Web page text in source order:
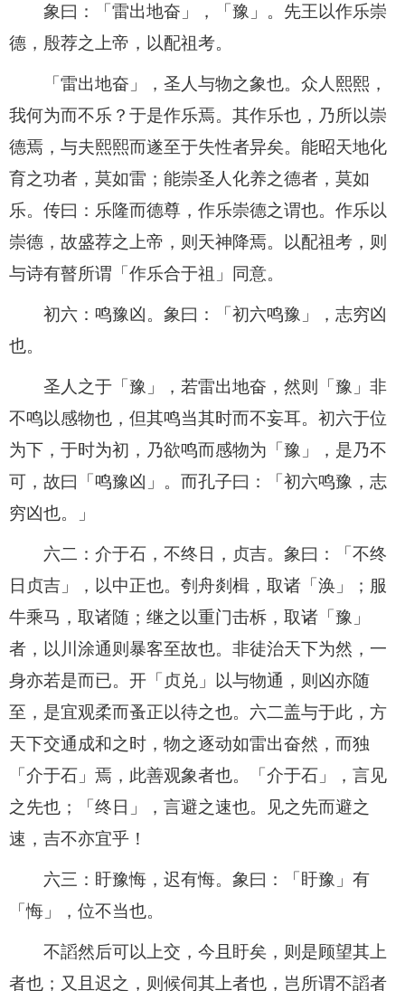
象曰：「雷出地奋」，「豫」。先王以作乐崇
德，殷荐之上帝，以配祖考。
「雷出地奋」，圣人与物之象也。众人熙熙，
我何为而不乐？于是作乐焉。其作乐也，乃所以崇
德焉，与夫熙熙而遂至于失性者异矣。能昭天地化
育之功者，莫如雷；能崇圣人化养之德者，莫如
乐。传曰：乐隆而德尊，作乐崇德之谓也。作乐以
崇德，故盛荐之上帝，则天神降焉。以配祖考，则
与诗有瞽所谓「作乐合于祖」同意。
初六：鸣豫凶。象曰：「初六鸣豫」，志穷凶
也。
圣人之于「豫」，若雷出地奋，然则「豫」非
不鸣以感物也，但其鸣当其时而不妄耳。初六于位
为下，于时为初，乃欲鸣而感物为「豫」，是乃不
可，故曰「鸣豫凶」。而孔子曰：「初六鸣豫，志
穷凶也。」
六二：介于石，不终日，贞吉。象曰：「不终
日贞吉」，以中正也。刳舟剡楫，取诸「涣」；服
牛乘马，取诸随；继之以重门击柝，取诸「豫」
者，以川涂通则暴客至故也。非徒治天下为然，一
身亦若是而已。开「贞兑」以与物通，则凶亦随
至，是宜观柔而蚤正以待之也。六二盖与于此，方
天下交通成和之时，物之逐动如雷出奋然，而独
「介于石」焉，此善观象者也。「介于石」，言见
之先也；「终日」，言避之速也。见之先而避之
速，吉不亦宜乎！
六三：盱豫悔，迟有悔。象曰：「盱豫」有
「悔」，位不当也。
不謟然后可以上交，今且盱矣，则是顾望其上
者也；又且迟之，则候伺其上者也，岂所谓不謟者